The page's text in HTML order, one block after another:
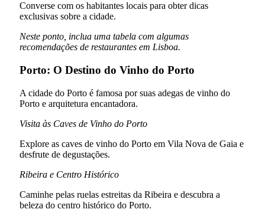
Converse com os habitantes locais para obter dicas
exclusivas sobre a cidade.
Neste ponto, inclua uma tabela com algumas
recomendações de restaurantes em Lisboa.
Porto: O Destino do Vinho do Porto
A cidade do Porto é famosa por suas adegas de vinho do
Porto e arquitetura encantadora.
Visita às Caves de Vinho do Porto
Explore as caves de vinho do Porto em Vila Nova de Gaia e
desfrute de degustações.
Ribeira e Centro Histórico
Caminhe pelas ruelas estreitas da Ribeira e descubra a
beleza do centro histórico do Porto.